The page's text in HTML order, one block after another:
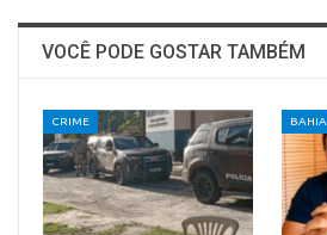
VOCÊ PODE GOSTAR TAMBÉM
CRIME BAHIA